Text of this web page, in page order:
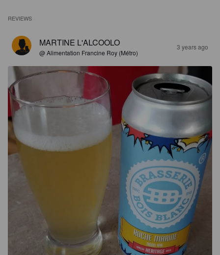
REVIEWS
MARTINE L'ALCOOLO
@ Alimentation Francine Roy (Métro)
3 years ago